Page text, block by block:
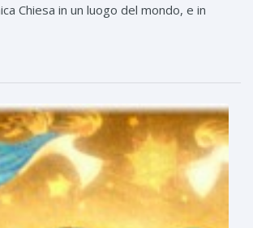
Chiesa in un luogo del mondo, e in